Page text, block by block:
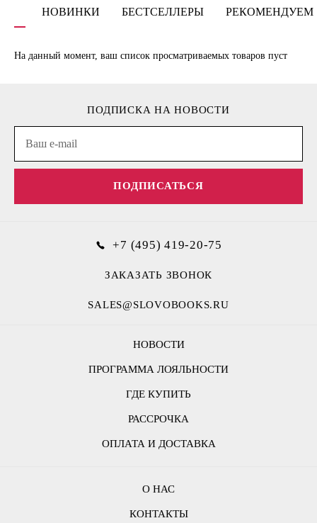
НОВИНКИ БЕСТСЕЛЛЕРЫ РЕКОМЕНДУЕМ
На данный момент, ваш список просматриваемых товаров пуст
НОВОСТИ
ПРОГРАММА ЛОЯЛЬНОСТИ
ГДЕ КУПИТЬ
РАССРОЧКА
ОПЛАТА И ДОСТАВКА
ПОДПИСКА НА НОВОСТИ
ПОДПИСАТЬСЯ
О НАС
КОНТАКТЫ
+7 (495) 419-20-75
ЗАКАЗАТЬ ЗВОНОК
SALES@SLOVOBOOKS.RU